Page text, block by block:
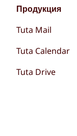
Продукция
Tuta Mail
Tuta Calendar
Tuta Drive